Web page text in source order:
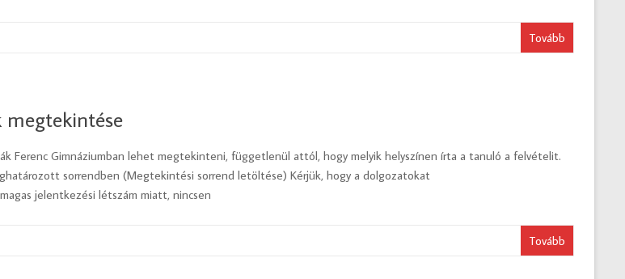
Tovább
Ferenc Gimnáziumban lehet megtekinteni, függetlenül attól, hogy melyik helyszínen írta a tanuló a felvételit.
sorrendben (Megtekintési sorrend letöltése) Kérjük, hogy a dolgozatokat
jelentkezési létszám miatt, nincsen
Tovább